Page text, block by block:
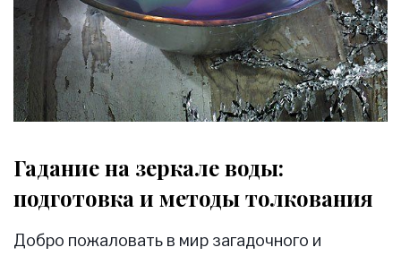
Гадание на зеркале воды:
подготовка и методы толкования
Добро пожаловать в мир загадочного и